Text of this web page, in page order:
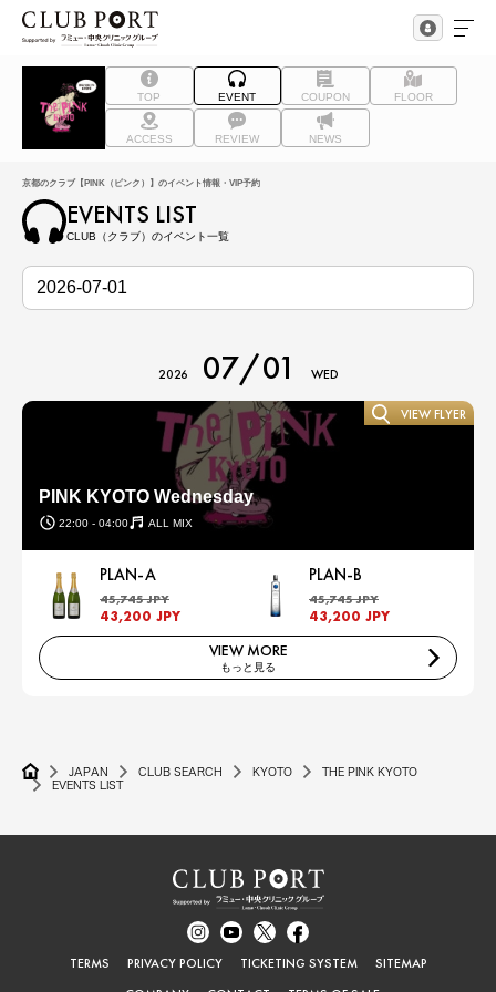
TOP EVENT COUPON FLOOR
ACCESS REVIEW NEWS
京都のクラブ【PINK（ピンク）】のイベント情報・VIP予約
EVENTS LIST
CLUB（クラブ）のイベント一覧
2026 07/01 WED
PINK KYOTO Wednesday
22:00 - 04:00 ALL MIX
VIEW FLYER
PLAN-A
45,745 JPY
43,200 JPY
PLAN-B
45,745 JPY
43,200 JPY
VIEW MORE
もっと見る
JAPAN CLUB SEARCH KYOTO
THE PINK KYOTO
EVENTS LIST
TERMS PRIVACY POLICY TICKETING SYSTEM
SITEMAP